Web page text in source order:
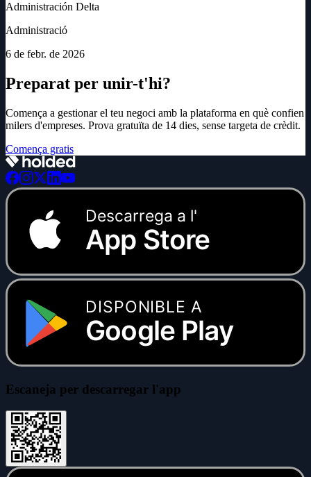
Administración Delta
Administració
6 de febr. de 2026
Preparat per unir-t'hi?
Comença a gestionar el teu negoci amb la plataforma en què confien
milers d'empreses. Prova gratuïta de 14 dies, sense targeta de crèdit.
Comença gratis
Descarrega a l'
App Store
DISPONIBLE A
Google Play
Escaneja per descarregar l'app